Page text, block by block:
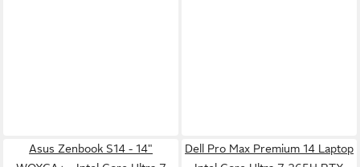
Asus Zenbook S14 - 14"
Dell Pro Max Premium 14 Laptop